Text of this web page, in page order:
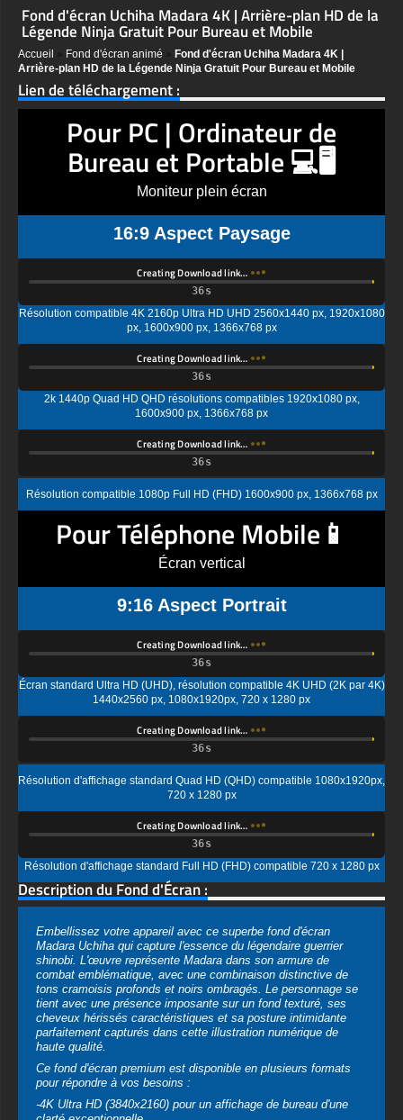
Fond d'écran Uchiha Madara 4K | Arrière-plan HD de la
Légende Ninja Gratuit Pour Bureau et Mobile
Accueil Fond d'écran animé
Fond d'écran Uchiha Madara 4K |
Arrière-plan HD de la Légende Ninja Gratuit Pour Bureau et Mobile
Lien de téléchargement :
Pour PC | Ordinateur de
Bureau et Portable 💻🖥️
Moniteur plein écran
16:9 Aspect Paysage
Creating Download link…
Résolution compatible 4K 2160p Ultra HD UHD 2560x1440 px, 1920x1080
px, 1600x900 px, 1366x768 px
Creating Download link…
2k 1440p Quad HD QHD résolutions compatibles 1920x1080 px,
Creating Download link…
Résolution compatible 1080p Full HD (FHD) 1600x900 px, 1366x768 px
Pour Téléphone Mobile📱
Écran vertical
9:16 Aspect Portrait
Creating Download link…
Écran standard Ultra HD (UHD), résolution compatible 4K UHD (2K par 4K)
1440x2560 px, 1080x1920px, 720 x 1280 px
Résolution d'affichage standard Quad HD (QHD) compatible 1080x1920px,
Creating Download link…
Résolution d'affichage standard Full HD (FHD) compatible 720 x 1280 px
Description du Fond d'Écran :
Embellissez votre appareil avec ce superbe fond d'écran
Madara Uchiha qui capture l'essence du légendaire guerrier
shinobi. L'œuvre représente Madara dans son armure de
combat emblématique, avec une combinaison distinctive de
tons cramoisis profonds et noirs ombragés. Le personnage se
cheveux hérissés caractéristiques et sa posture intimidante
parfaitement capturés dans cette illustration numérique de
haute qualité.
Ce fond d'écran premium est disponible en plusieurs formats
pour répondre à vos besoins :
-4K Ultra HD (3840x2160) pour un affichage de bureau d'une
clarté exceptionnelle
-Full HD (1920x1080) pour les moniteurs de bureau standard
-Versions optimisées pour les appareils mobiles Android et iOS
- Formats d'image grand écran et standard disponibles
L'attention de l'artiste aux détails est évidente dans chaque
élément, de la conception complexe de l'armure aux effets